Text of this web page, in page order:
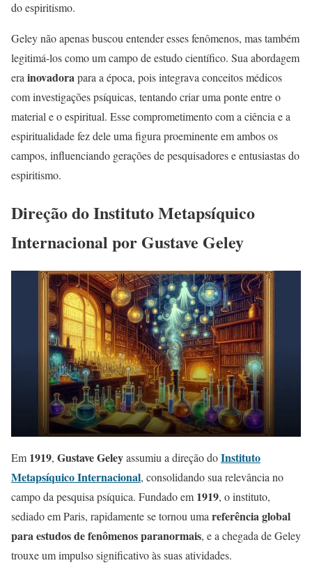
do espiritismo.
Geley não apenas buscou entender esses fenômenos, mas também
legitimá-los como um campo de estudo científico. Sua abordagem
era inovadora para a época, pois integrava conceitos médicos
com investigações psíquicas, tentando criar uma ponte entre o
material e o espiritual. Esse comprometimento com a ciência e a
espiritualidade fez dele uma figura proeminente em ambos os
campos, influenciando gerações de pesquisadores e entusiastas do
espiritismo.
Direção do Instituto Metapsíquico
Internacional por Gustave Geley
Em 1919, Gustave Geleyassumiu a direção doInstituto
Metapsíquico Internacional, consolidando sua relevância no
campo da pesquisa psíquica. Fundado em 1919, o instituto,
sediado em Paris, rapidamente se tornou uma referência global
para estudos de fenômenos paranormais, e a chegada de Geley
trouxe um impulso significativo às suas atividades.